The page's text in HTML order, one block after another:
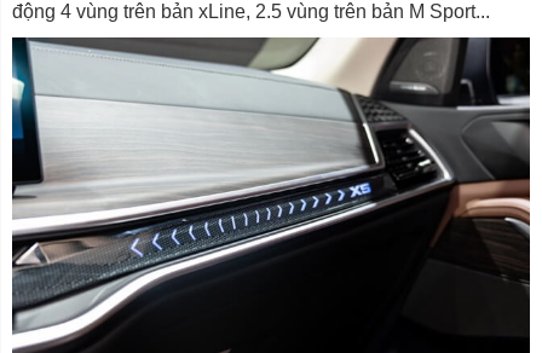
động 4 vùng trên bản xLine, 2.5 vùng trên bản M Sport...